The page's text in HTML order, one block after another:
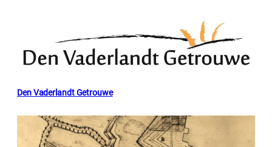
Den Vaderlandt Getrouwe